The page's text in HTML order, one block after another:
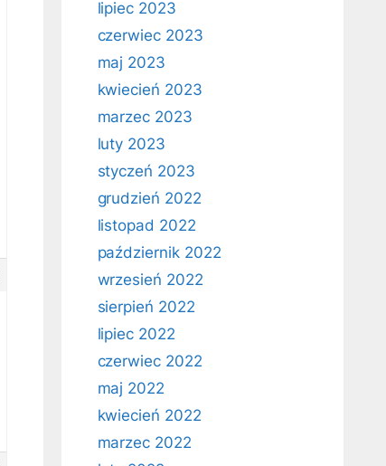
lipiec 2023
czerwiec 2023
maj 2023
kwiecień 2023
marzec 2023
luty 2023
styczeń 2023
grudzień 2022
listopad 2022
październik 2022
wrzesień 2022
sierpień 2022
lipiec 2022
czerwiec 2022
maj 2022
kwiecień 2022
marzec 2022